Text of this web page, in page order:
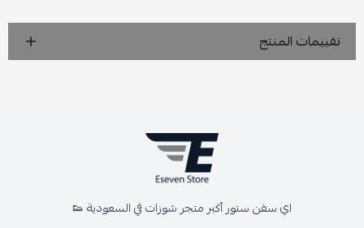
تقييمات المنتج
اي سفن ستور أكبر متجر شوزات في السعودية 👟